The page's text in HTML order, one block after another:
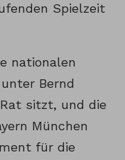
Spielzeit
nationalen
Bernd
sitzt, und die
München
für die